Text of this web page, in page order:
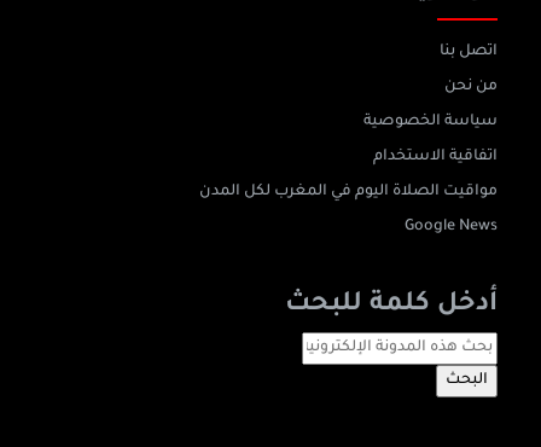
اتصل بنا
من نحن
سياسة الخصوصية
اتفاقية الاستخدام
مواقيت الصلاة اليوم في المغرب لكل المدن
Google News
أدخل كلمة للبحث